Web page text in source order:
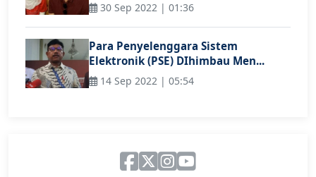
30 Sep 2022 | 01:36
Para Penyelenggara Sistem
Elektronik (PSE) DIhimbau Men...
14 Sep 2022 | 05:54